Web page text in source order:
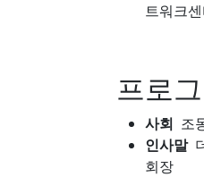
트워크
프로
사회 조
인사말
회장